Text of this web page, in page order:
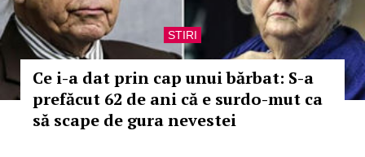
STIRI
Ce i-a dat prin cap unui bărbat: S-a
prefăcut 62 de ani că e surdo-mut ca
să scape de gura nevestei